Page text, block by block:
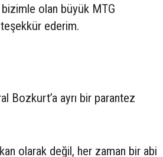
olan büyük MTG
ederim.
Bozkurt’a ayrı bir parantez
olarak değil, her zaman bir abi